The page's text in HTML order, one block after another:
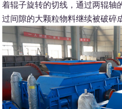
着辊子旋转的切线，通过两辊轴
过间隙的大颗粒物料继续被破碎